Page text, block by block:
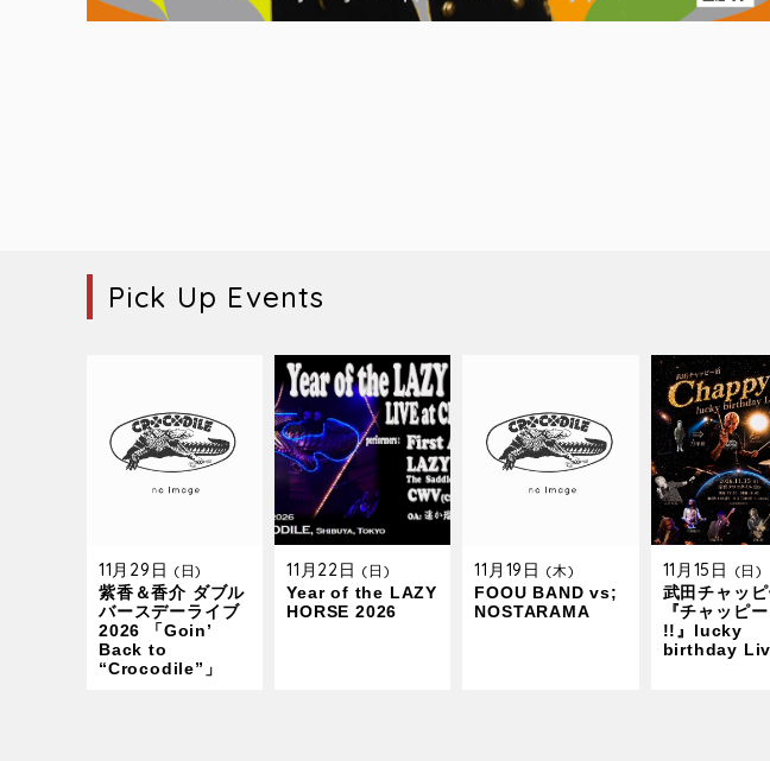
Pick Up Events
11月29日 (日)
紫香＆香介 ダブル
バースデーライブ
2026 「Goin’
Back to
“Crocodile”」
11月22日 (日)
Year of the LAZY
HORSE 2026
11月19日 (木)
FOOU BAND vs;
NOSTARAMA
11月15日 (日)
武田チャッ
『チャッピ
!!』lucky
birthday